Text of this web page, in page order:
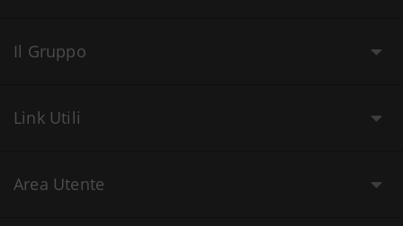
Il Gruppo
Link Utili
Area Utente